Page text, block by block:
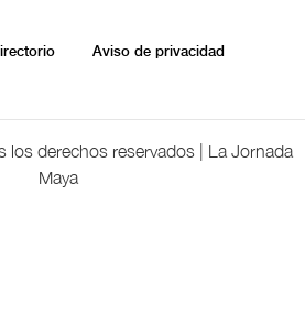
Aviso de privacidad
los derechos reservados | La Jornada
Maya